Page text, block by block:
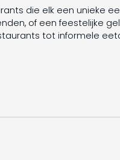
die elk een unieke
of een feestelijke
tot informele